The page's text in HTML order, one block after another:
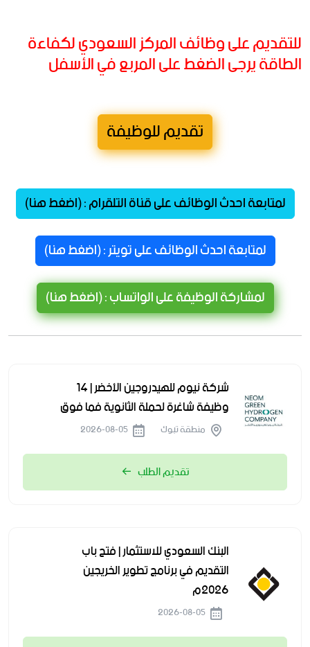
للتقديم على وظائف المركز السعودي لكفاءة
الطاقة يرجى الضغط على المربع في الأسفل
تقديم للوظيفة
لمتابعة احدث الوظائف على قناة التلقرام : (اضغط هنا)
لمتابعة احدث الوظائف على تويتر : (اضغط هنا)
لمشاركة الوظيفة على الواتساب : (اضغط هنا)
شركة نيوم للهيدروجين الأخضر | 14
وظيفة شاغرة لحملة الثانوية فما فوق
منطقة تبوك
تقديم الطلب
البنك السعودي للاستثمار | فتح باب
التقديم في برنامج تطوير الخريجين
2026م